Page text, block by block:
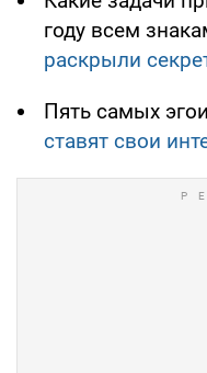
году всем
раскрыли
Пять самых
ставят свои